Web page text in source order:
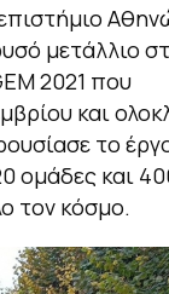
μετάλλιο
2021 που
και
το
ομάδες και
τον κόσμο.